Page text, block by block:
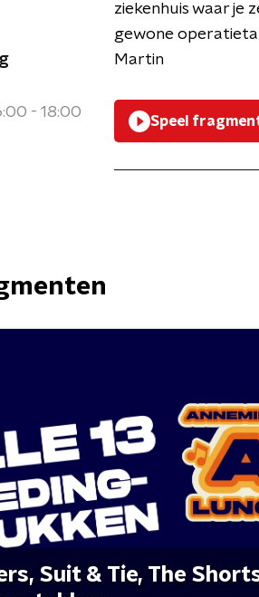
- 18:00
ziekenhuis waar je
gewone
Martin
Speel
Suit & Tie, The